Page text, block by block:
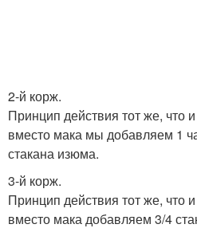
2-й корж.
Принцип действия тот же, что
вместо мака мы добавляем 1
стакана изюма.
3-й корж.
Принцип действия тот же, что
вместо мака добавляем 3/4